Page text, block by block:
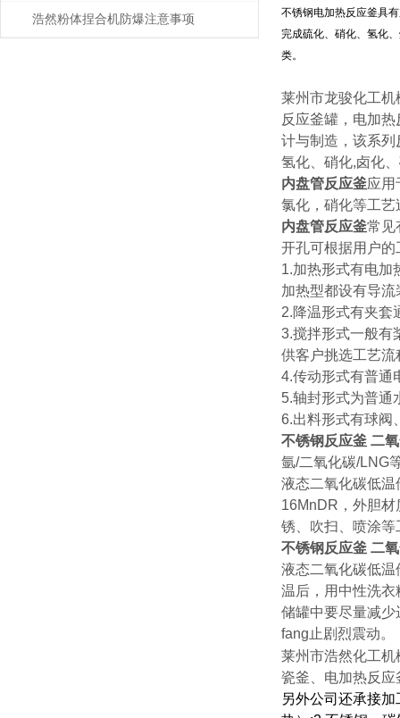
浩然粉体捏合机防爆注意事项
不锈钢电加热反应釜具
完成硫化、硝化、氢化
类。
莱州市龙骏化工
反应釜罐，电加
计与制造，该系
氢化、硝化,卤化
内盘管反应釜应用
氯化，硝化等工
内盘管反应釜常见
开孔可根据用户
1.加热形式有电加
加热型都设有导流
2.降温形式有夹套
3.搅拌形式一般有
供客户挑选工艺流
4.传动形式有普通
5.轴封形式为普通
6.出料形式有球阀
不锈钢反应釜 二
氩/二氧化碳/LNG
液态二氧化碳低
16MnDR，外胆
锈、吹扫、喷涂
不锈钢反应釜 二
液态二氧化碳低
温后，用中性洗
储罐中要尽量减
fang止剧烈震动。
莱州市浩然化工
瓷釜、电加热反
另外公司还承接